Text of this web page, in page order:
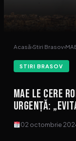
Acasă›Stiri Brasov›
STIRI BRASOV
MAE le cere
urgență:
02 octombrie